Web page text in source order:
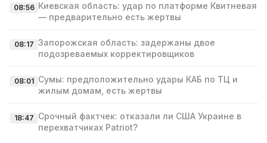
08:56 Киевская область: удар по платформе Квитневая
— предварительно есть жертвы
08:17 Запорожская область: задержаны двое
подозреваемых корректировщиков
08:01 Сумы: предположительно удары КАБ по ТЦ и
жилым домам, есть жертвы
18:47 Срочный фактчек: отказали ли США Украине в
перехватчиках Patriot?